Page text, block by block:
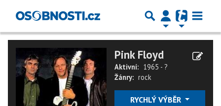
Pink Floyd
Aktivní: 1965 - ?
Žánry: rock
RYCHLÝ VÝBĚR